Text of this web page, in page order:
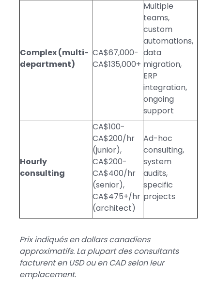
Complex (multi-
department)
CA$67,000-
CA$135,000+
Multiple
teams,
custom
automations,
data
migration,
ERP
integration,
ongoing
support
Hourly
consulting
CA$100-
CA$200/hr
(junior),
CA$200-
CA$400/hr
(senior),
CA$475+/hr
(architect)
Ad-hoc
consulting,
system
audits,
specific
projects
Prix indiqués en dollars canadiens
approximatifs. La plupart des consultants
facturent en USD ou en CAD selon leur
emplacement.